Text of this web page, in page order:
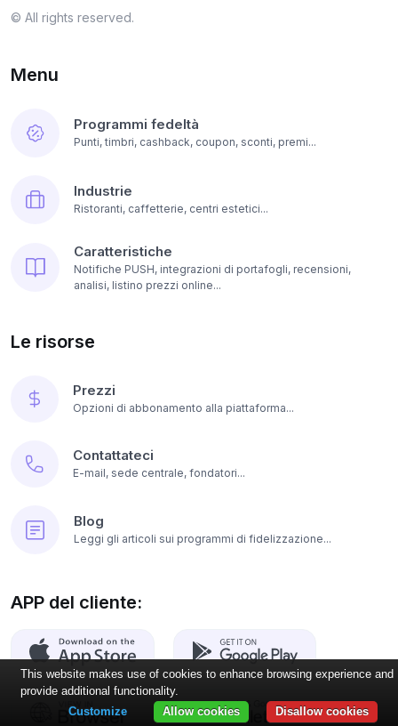
© All rights reserved.
Menu
Programmi fedeltà
Punti, timbri, cashback, coupon, sconti, premi...
Industrie
Ristoranti, caffetterie, centri estetici...
Caratteristiche
Notifiche PUSH, integrazioni di portafogli, recensioni,
analisi, listino prezzi online...
Le risorse
Prezzi
Opzioni di abbonamento alla piattaforma...
Contattateci
E-mail, sede centrale, fondatori...
Blog
Leggi gli articoli sui programmi di fidelizzazione...
APP del cliente:
This website makes use of cookies to enhance browsing experience and
provide additional functionality.
Disallow cookies
Allow cookies
Customize